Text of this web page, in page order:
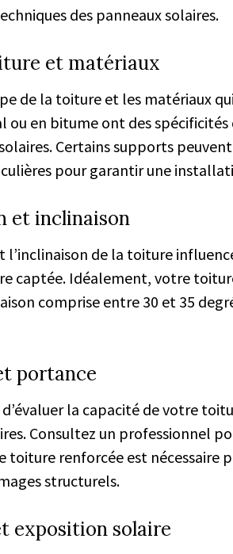
des panneaux solaires.
et matériaux
de la toiture et les matériaux
ou en bitume ont des
Certains supports
pour garantir une
et inclinaison
l’inclinaison de la toiture
captée. Idéalement, votre
comprise entre 30 et 35
portance
la capacité de votre
Consultez un professionnel
toiture renforcée est nécessaire
structurels.
exposition solaire